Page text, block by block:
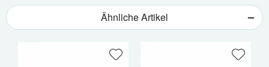
Ähnliche Artikel